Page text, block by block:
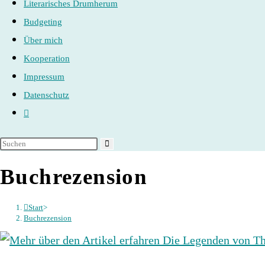
Literarisches Drumherum
Budgeting
Über mich
Kooperation
Impressum
Datenschutz
Website-
umschalten
Buchrezension
Start>
Buchrezension